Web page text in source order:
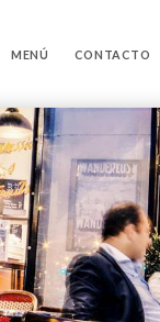
MENÚ CONTACTO